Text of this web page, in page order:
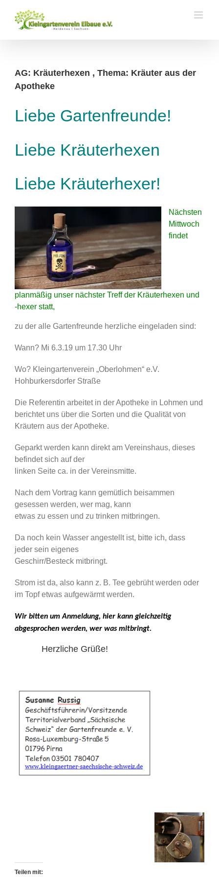
Inhalt
springen
AG: Kräuterhexen , Thema: Kräuter aus der
Apotheke
Liebe Gartenfreunde!
Liebe Kräuterhexen
Liebe Kräuterhexer!
Nächsten
Mittwoch
findet
planmäßig unser nächster Treff der Kräuterhexen und
-hexer statt,
zu der alle Gartenfreunde herzliche eingeladen sind:
Wann? Mi 6.3.19 um 17.30 Uhr
Wo? Kleingartenverein „Oberlohmen“ e.V.
Hohburkersdorfer Straße
Die Referentin arbeitet in der Apotheke in Lohmen und
berichtet uns über die Sorten und die Qualität von
Kräutern aus der Apotheke.
Geparkt werden kann direkt am Vereinshaus, dieses
befindet sich auf der
linken Seite ca. in der Vereinsmitte.
Nach dem Vortrag kann gemütlich beisammen
gesessen werden, wer mag, kann
etwas zu essen und zu trinken mitbringen.
Da noch kein Wasser angestellt ist, bitte ich, dass
jeder sein eigenes
Geschirr/Besteck mitbringt.
Strom ist da, also kann z. B. Tee gebrüht werden oder
im Topf etwas aufgewärmt werden.
Wir bitten um Anmeldung, hier kann gleichzeitig
abgesprochen werden, wer was mitbringt.
Herzliche Grüße!
Teilen mit: